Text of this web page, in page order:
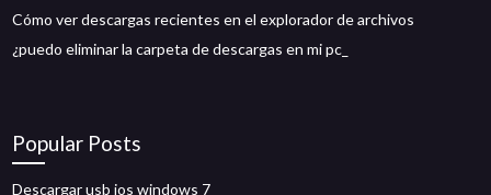
Cómo ver descargas recientes en el explorador de archivos
¿puedo eliminar la carpeta de descargas en mi pc_
Popular Posts
Descargar usb ios windows 7